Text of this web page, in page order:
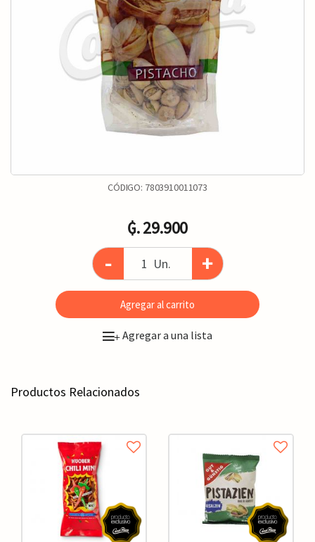
CÓDIGO: 7803910011073
₲. 29.900
- Un. +
Agregar al carrito
+Agregar a una lista
Productos Relacionados